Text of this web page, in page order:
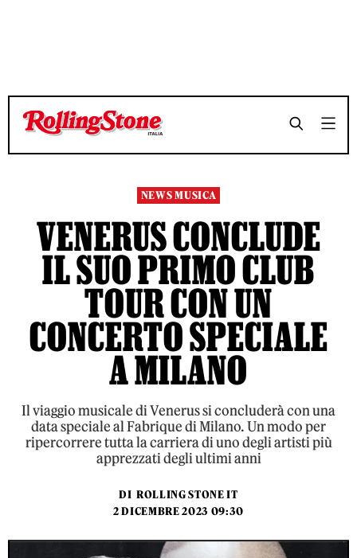
TEMPO DI LETTURA 3 MINUTI SHARE
TEMPO DI LETTURA 3 MINUTI SHARE
NEWS MUSICA
VENERUS CONCLUDE
IL SUO PRIMO CLUB
TOUR CON UN
CONCERTO SPECIALE
A MILANO
Il viaggio musicale di Venerus si concluderà con una
data speciale al Fabrique di Milano. Un modo per
ripercorrere tutta la carriera di uno degli artisti più
apprezzati degli ultimi anni
DI ROLLING STONE IT
2 DICEMBRE 2023 09:30